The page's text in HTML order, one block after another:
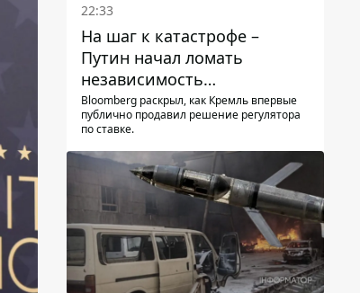
22:33
На шаг к катастрофе –
Путин начал ломать
независимость
собственного Центробанка,
заставив снизить базовую
Bloomberg раскрыл, как Кремль впервые
публично продавил решение регулятора
по ставке.